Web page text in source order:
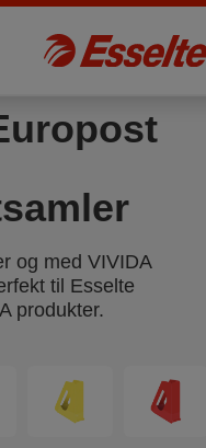
og med VIVIDA
til Esselte
produkter.